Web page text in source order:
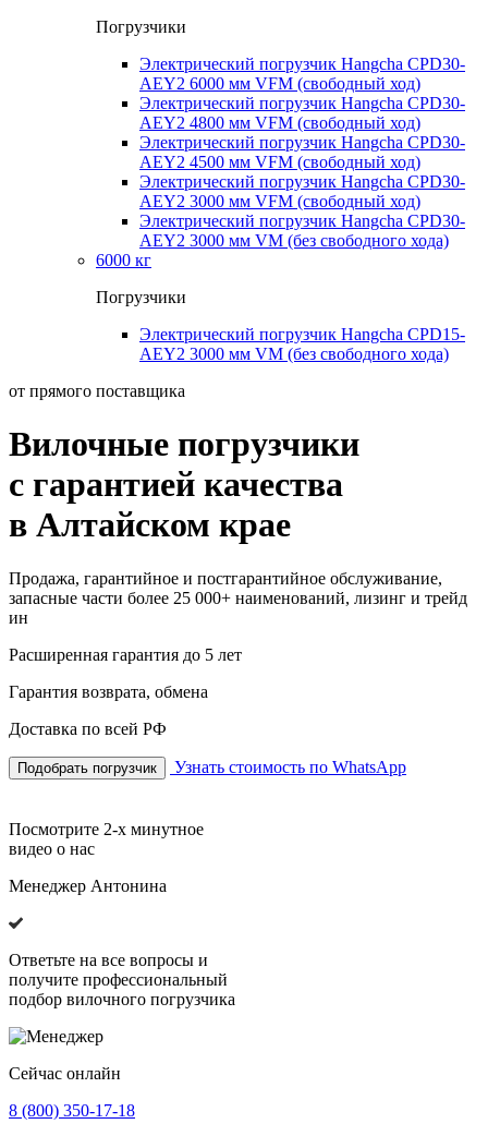
Погрузчики
Электрический погрузчик Hangcha CPD30-
AEY2 6000 мм VFM (свободный ход)
Электрический погрузчик Hangcha CPD30-
AEY2 4800 мм VFM (свободный ход)
Электрический погрузчик Hangcha CPD30-
AEY2 4500 мм VFM (свободный ход)
Электрический погрузчик Hangcha CPD30-
AEY2 3000 мм VFM (свободный ход)
Электрический погрузчик Hangcha CPD30-
AEY2 3000 мм VM (без свободного хода)
6000 кг
Погрузчики
Электрический погрузчик Hangcha CPD15-
AEY2 3000 мм VM (без свободного хода)
от прямого поставщика
Вилочные погрузчики
с гарантией качества
в Алтайском крае
Продажа, гарантийное и постгарантийное обслуживание,
запасные части более 25 000+ наименований, лизинг и трейд
ин
Расширенная гарантия до 5 лет
Гарантия возврата, обмена
Доставка по всей РФ
Подобрать погрузчик Узнать стоимость по WhatsApp
Посмотрите 2-х минутное
видео о нас
Менеджер Антонина
Ответьте на все вопросы и
получите профессиональный
подбор вилочного погрузчика
Сейчас онлайн
8 (800) 350-17-18